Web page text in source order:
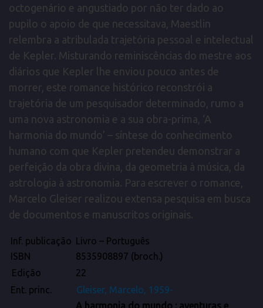
octogenário e angustiado por não ter dado ao
pupilo o apoio de que necessitava, Maestlin
relembra a atribulada trajetória pessoal e intelectual
de Kepler. Misturando reminiscências do mestre aos
diários que Kepler lhe enviou pouco antes de
morrer, este romance histórico reconstrói a
trajetória de um pesquisador determinado, rumo a
uma nova astronomia e a sua obra-prima, ‘A
harmonia do mundo’ – síntese do conhecimento
humano com que Kepler pretendeu demonstrar a
perfeição da obra divina, da geometria à música, da
astrologia à astronomia. Para escrever o romance,
Marcelo Gleiser realizou extensa pesquisa em busca
de documentos e manuscritos originais.
Inf. publicação Livro – Português
ISBN
8535908897 (broch.)
Edição
22
Ent. princ.
Gleiser, Marcelo, 1959-
A harmonia do mundo : aventuras e